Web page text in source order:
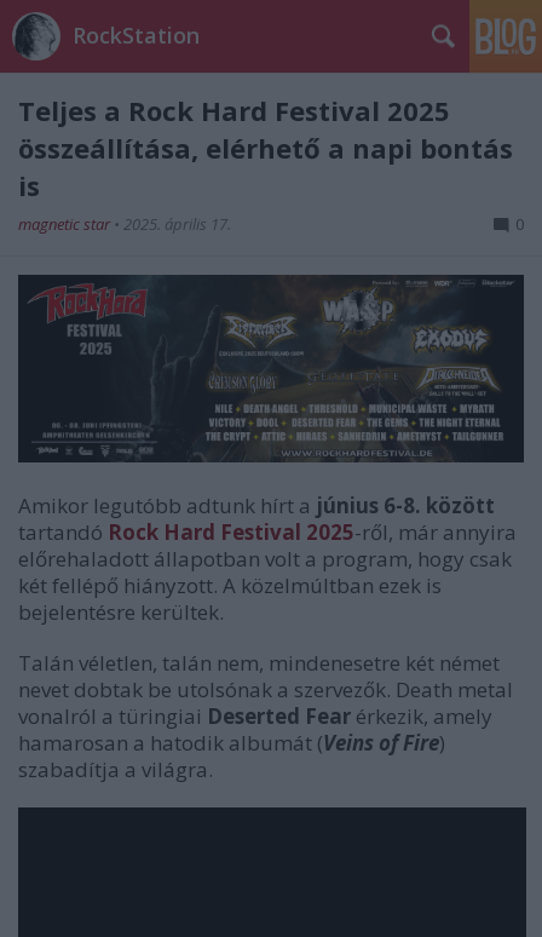
RockStation
Teljes a Rock Hard Festival 2025
összeállítása, elérhető a napi bontás
is
magnetic star • 2025. április 17. 0
Amikor legutóbb adtunk hírt a június 6-8. között
tartandó Rock Hard Festival 2025-ről, már annyira
előrehaladott állapotban volt a program, hogy csak
két fellépő hiányzott. A közelmúltban ezek is
bejelentésre kerültek.
Talán véletlen, talán nem, mindenesetre két német
nevet dobtak be utolsónak a szervezők. Death metal
vonalról a türingiai Deserted Fear érkezik, amely
hamarosan a hatodik albumát (Veins of Fire)
szabadítja a világra.